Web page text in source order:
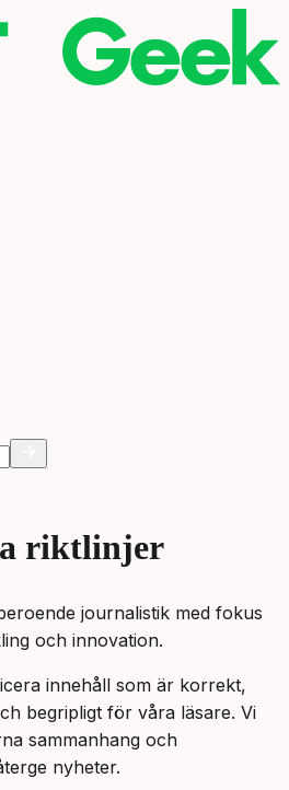
riktlinjer
journalistik med fokus
och innovation.
innehåll som är korrekt,
begripligt för våra läsare. Vi
sammanhang och
nyheter.